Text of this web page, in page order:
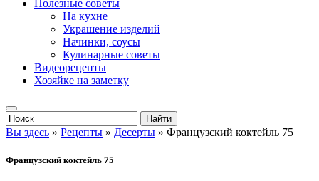
Полезные советы
На кухне
Украшение изделий
Начинки, соусы
Кулинарные советы
Видеорецепты
Хозяйке на заметку
Вы здесь » Рецепты » Десерты » Французский коктейль 75
Французский коктейль 75